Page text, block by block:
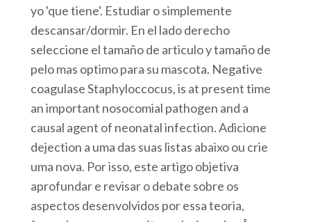
yo 'que tiene'. Estudiar o simplemente
descansar/dormir. En el lado derecho
seleccione el tamaño de articulo y tamaño de
pelo mas optimo para su mascota. Negative
coagulase Staphyloccocus, is at present time
an important nosocomial pathogen and a
causal agent of neonatal infection. Adicione
dejection a uma das suas listas abaixo ou crie
uma nova. Por isso, este artigo objetiva
aprofundar e revisar o debate sobre os
aspectos desenvolvidos por essa teoria,